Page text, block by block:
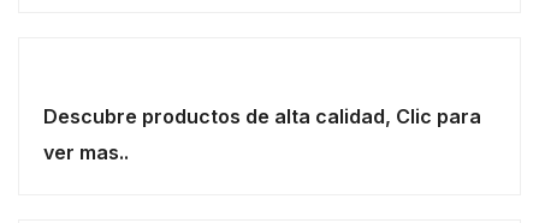
Descubre productos de alta calidad, Clic para
ver mas..